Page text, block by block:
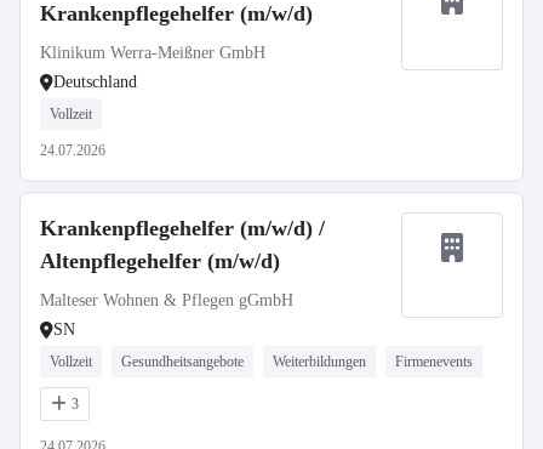
Krankenpflegehelfer (m/w/d)
Klinikum Werra-Meißner GmbH
Deutschland
Vollzeit
24.07.2026
Krankenpflegehelfer (m/w/d) /
Altenpflegehelfer (m/w/d)
Malteser Wohnen & Pflegen gGmbH
SN
Vollzeit Gesundheitsangebote Weiterbildungen Firmenevents
3